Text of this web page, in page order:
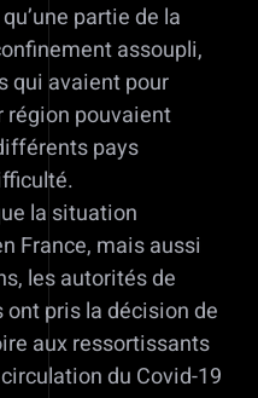
partie de la
assoupli,
qui avaient pour
pouvaient
pays
la situation
France, mais aussi
les autorités de
pris la décision de
aux ressortissants
du Covid-19